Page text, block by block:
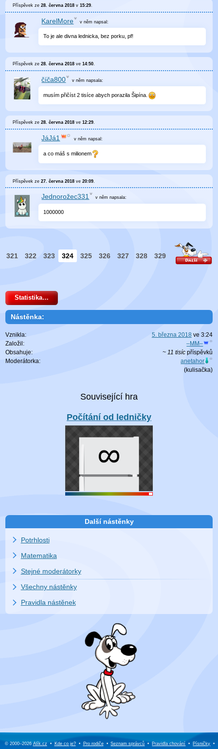
Příspěvek ze28. června 2018 v15:29
KarelMore v něm napsal:
To je ale divna lednicka, bez porku, pf!
Příspěvek ze28. června 2018 ve14:50.
číča800 v něm napsala:
musím přičíst 2 tisíce abych porazila Šipína.
Příspěvek ze28. června 2018 ve12:29.
JáJá1 v něm napsal:
a co máš s milionem
Příspěvek ze27. června 2018 ve20:09
Jednorožec331 v něm napsala:
1000000
321 322 323 324 325 326 327 328 329
Statistika…
Nástěnka:
Vznikla: 5. března 2018 ve 3:24
Založil:
–MM–
Obsahuje:
~ 11 tisícpříspěvků
Moderátorka:
anetahor
(kulisačka)
Počítání od ledničky
Další nástěnky
Potrhlosti
Matematika
Stejné moderátorky
Všechny nástěnky
Pravidla nástěnek
© 2000–2026Alík.cz • Kde co je? • Pro rodiče • Seznam správců • Pravidla chování • Písničky •